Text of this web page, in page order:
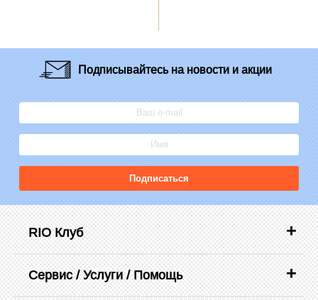
Подписывайтесьна новости и акции
Подписаться
RIO Клуб
Сервис / Услуги / Помощь